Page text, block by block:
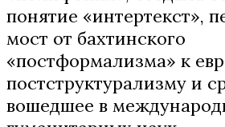
понятие «интертекст»,
мост от бахтинского
«постформализма» к
постструктурализму и
вошедшее в